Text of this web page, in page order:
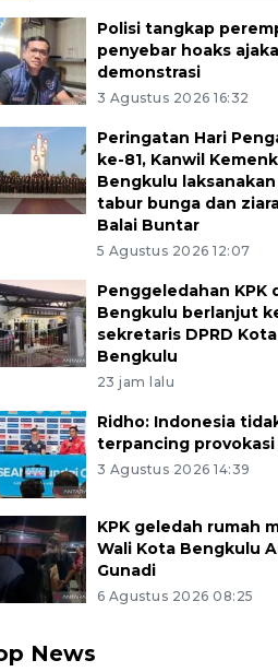
Polisi tangkap
penyebar hoaks
demonstrasi
3 Agustus 2026 16:32
Peringatan Hari
ke-81, Kanwil
Bengkulu
tabur bunga dan
Balai Buntar
5 Agustus 2026 12:07
Penggeledahan KPK
Bengkulu berlanjut
sekretaris DPRD Kota
Bengkulu
23 jam lalu
Ridho: Indonesia
terpancing
3 Agustus 2026 14:39
KPK geledah rumah
Wali Kota Bengkulu
Gunadi
6 Agustus 2026 08:25
News